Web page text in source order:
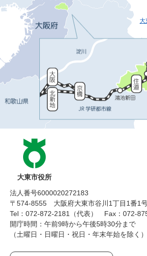
大
大東市役所
法人番号6000020272183
〒574-8555 大阪府大東市谷川1丁目1番1
Tel：072-872-2181（代表）
Fax：072-
開庁時間：午前9時から午後5時30分まで
（土曜日・日曜日・祝日・年末年始を除く）